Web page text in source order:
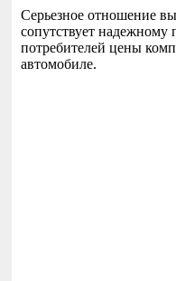
Серьезное отношение
сопутствует надежному
потребителей цены
автомобиле.